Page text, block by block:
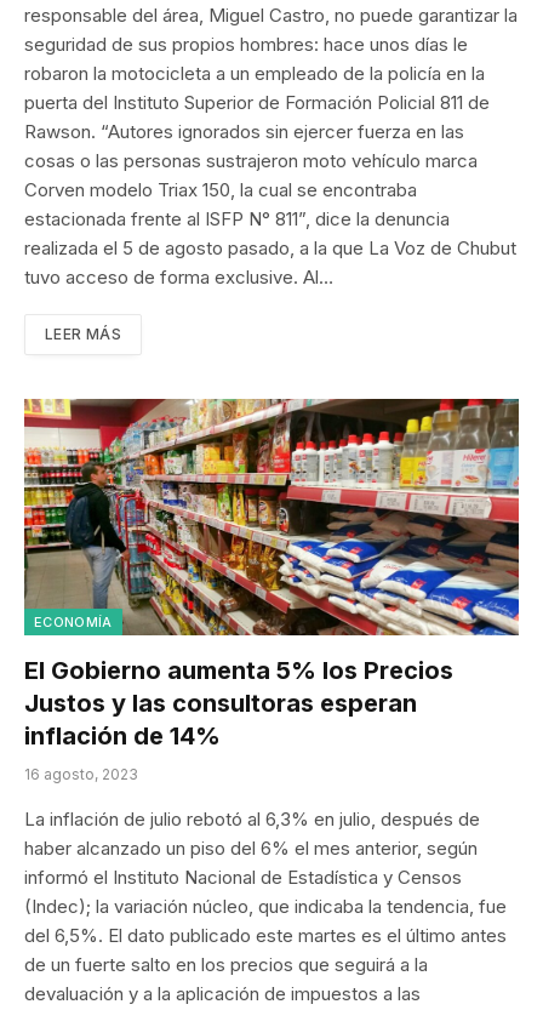
responsable del área, Miguel Castro, no puede garantizar la
seguridad de sus propios hombres: hace unos días le
robaron la motocicleta a un empleado de la policía en la
puerta del Instituto Superior de Formación Policial 811 de
Rawson. “Autores ignorados sin ejercer fuerza en las
cosas o las personas sustrajeron moto vehículo marca
Corven modelo Triax 150, la cual se encontraba
estacionada frente al ISFP N° 811”, dice la denuncia
realizada el 5 de agosto pasado, a la que La Voz de Chubut
tuvo acceso de forma exclusive. Al…
LEER MÁS
ECONOMÍA
El Gobierno aumenta 5% los Precios
Justos y las consultoras esperan
inflación de 14%
16 agosto, 2023
La inflación de julio rebotó al 6,3% en julio, después de
haber alcanzado un piso del 6% el mes anterior, según
informó el Instituto Nacional de Estadística y Censos
(Indec); la variación núcleo, que indicaba la tendencia, fue
del 6,5%. El dato publicado este martes es el último antes
de un fuerte salto en los precios que seguirá a la
devaluación y a la aplicación de impuestos a las